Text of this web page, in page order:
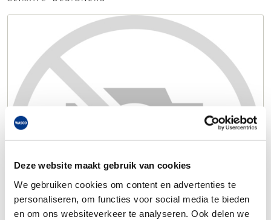
Deze website maakt gebruik van cookies
We gebruiken cookies om content en advertenties te
personaliseren, om functies voor social media te bieden
en om ons websiteverkeer te analyseren. Ook delen we